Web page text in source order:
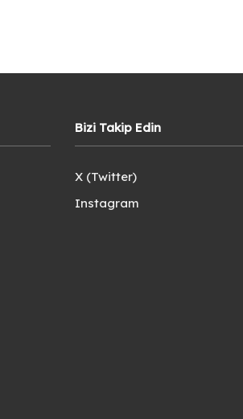
Bizi Takip Edin
X (Twitter)
Instagram